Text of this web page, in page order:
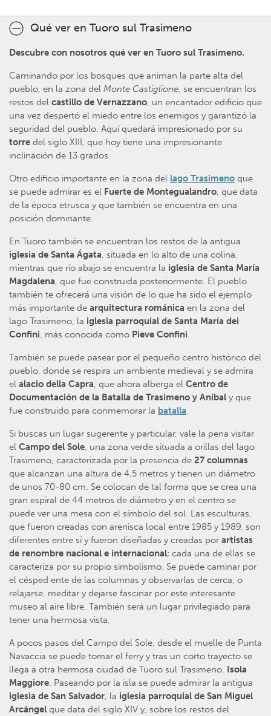
Qué ver en Tuoro sul Trasimeno
Descubre con nosotros qué ver en Tuoro sul Trasimeno.
Caminando por los bosques que animan la parte alta del
pueblo, en la zona del Monte Castiglione, se encuentran los
restos del castillo de Vernazzano, un encantador edificio que
una vez despertó el miedo entre los enemigos y garantizó la
seguridad del pueblo. Aquí quedará impresionado por su
torre del siglo XIII, que hoy tiene una impresionante
inclinación de 13 grados.
Otro edificio importante en la zona del lago Trasimeno que
se puede admirar es el Fuerte de Montegualandro, que data
de la época etrusca y que también se encuentra en una
posición dominante.
En Tuoro también se encuentran los restos de la antigua
iglesia de Santa Ágata, situada en lo alto de una colina,
mientras que río abajo se encuentra la iglesia de Santa María
Magdalena, que fue construida posteriormente. El pueblo
también te ofrecerá una visión de lo que ha sido el ejemplo
más importante de arquitectura románica en la zona del
lago Trasimeno, la iglesia parroquial de Santa María dei
Confini, más conocida como Pieve Confini.
También se puede pasear por el pequeño centro histórico del
pueblo, donde se respira un ambiente medieval y se admira
el alacio della Capra, que ahora alberga el Centro de
Documentación de la Batalla de Trasimeno y Aníbal y que
fue construido para conmemorar la batalla.
Si buscas un lugar sugerente y particular, vale la pena visitar
el Campo del Sole, una zona verde situada a orillas del lago
Trasimeno, caracterizada por la presencia de 27 columnas
que alcanzan una altura de 4,5 metros y tienen un diámetro
de unos 70-80 cm. Se colocan de tal forma que se crea una
gran espiral de 44 metros de diámetro y en el centro se
puede ver una mesa con el símbolo del sol. Las esculturas,
que fueron creadas con arenisca local entre 1985 y 1989, son
diferentes entre sí y fueron diseñadas y creadas por artistas
de renombre nacional e internacional; cada una de ellas se
caracteriza por su propio simbolismo. Se puede caminar por
el césped ente de las columnas y observarlas de cerca, o
relajarse, meditar y dejarse fascinar por este interesante
museo al aire libre. También será un lugar privilegiado para
tener una hermosa vista.
A pocos pasos del Campo del Sole, desde el muelle de Punta
Navaccia se puede tomar el ferry y tras un corto trayecto se
llega a otra hermosa ciudad de Tuoro sul Trasimeno, Isola
Maggiore. Paseando por la isla se puede admirar la antigua
iglesia de San Salvador, la iglesia parroquial de San Miguel
Arcángel que data del siglo XIV y, sobre los restos del